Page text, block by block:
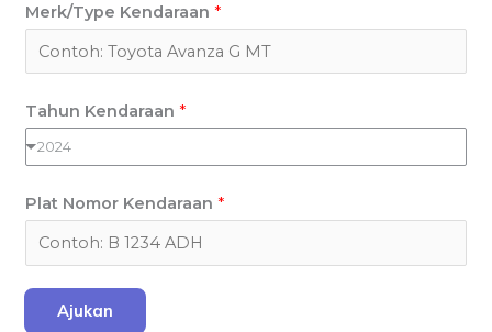
Merk/Type Kendaraan *
Tahun Kendaraan *
2024
Plat Nomor Kendaraan *
Ajukan